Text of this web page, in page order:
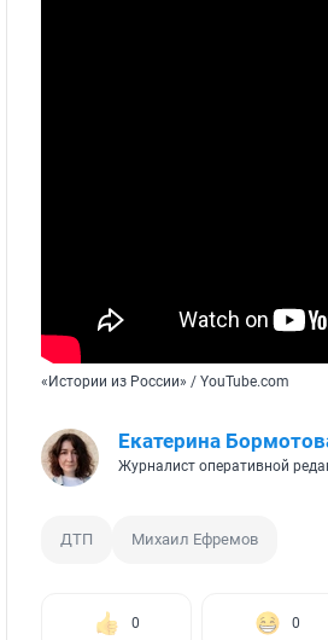
«Истории из России» / YouTube.com
Екатерина
Журналист оперативной
ДТП Михаил Ефремов
0 0